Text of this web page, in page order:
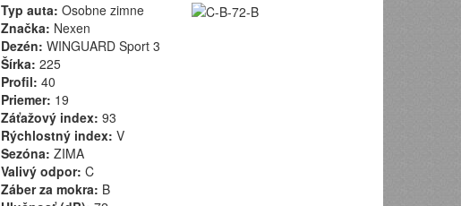
Typ auta: Osobne zimne
Značka: Nexen
Dezén: WINGUARD Sport 3
Šírka: 225
Profil: 40
Priemer: 19
Záťažový index: 93
Rýchlostný index: V
Sezóna: ZIMA
Valivý odpor: C
Záber za mokra: B